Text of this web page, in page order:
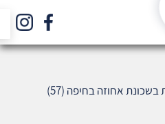
אחוזה בחיפה (57)